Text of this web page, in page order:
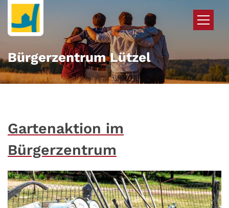
Zum Inhalt springen
Bürgerzentrum Lützel
Gartenaktion im
Bürgerzentrum